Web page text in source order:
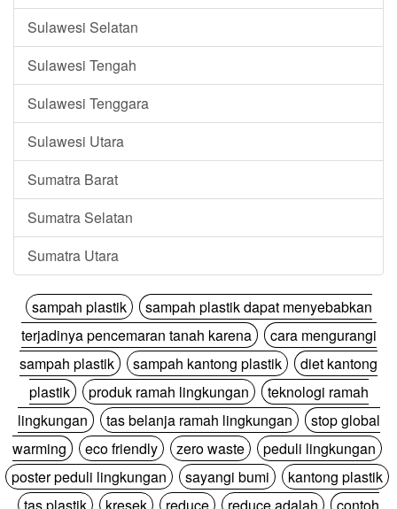
Sulawesi Selatan
Sulawesi Tengah
Sulawesi Tenggara
Sulawesi Utara
Sumatra Barat
Sumatra Selatan
Sumatra Utara
sampah plastik
sampah plastik dapat menyebabkan
terjadinya pencemaran tanah karena
cara mengurangi
sampah plastik
sampah kantong plastik
diet kantong
plastik
produk ramah lingkungan
teknologi ramah
lingkungan
tas belanja ramah lingkungan
stop global
warming
eco friendly zero waste
peduli lingkungan
poster peduli lingkungan
sayangi bumi
kantong plastik
tas plastik
kresek reduce reduce adalah
contoh